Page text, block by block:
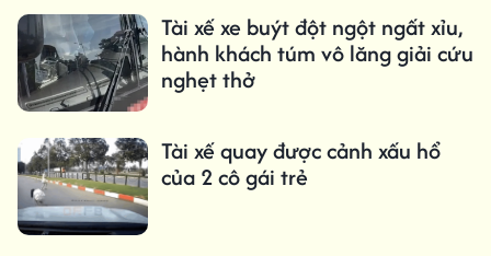
Tài xế xe buýt đột ngột ngất xỉu,
hành khách túm vô lăng giải cứu
nghẹt thở
Tài xế quay được cảnh xấu hổ
của 2 cô gái trẻ